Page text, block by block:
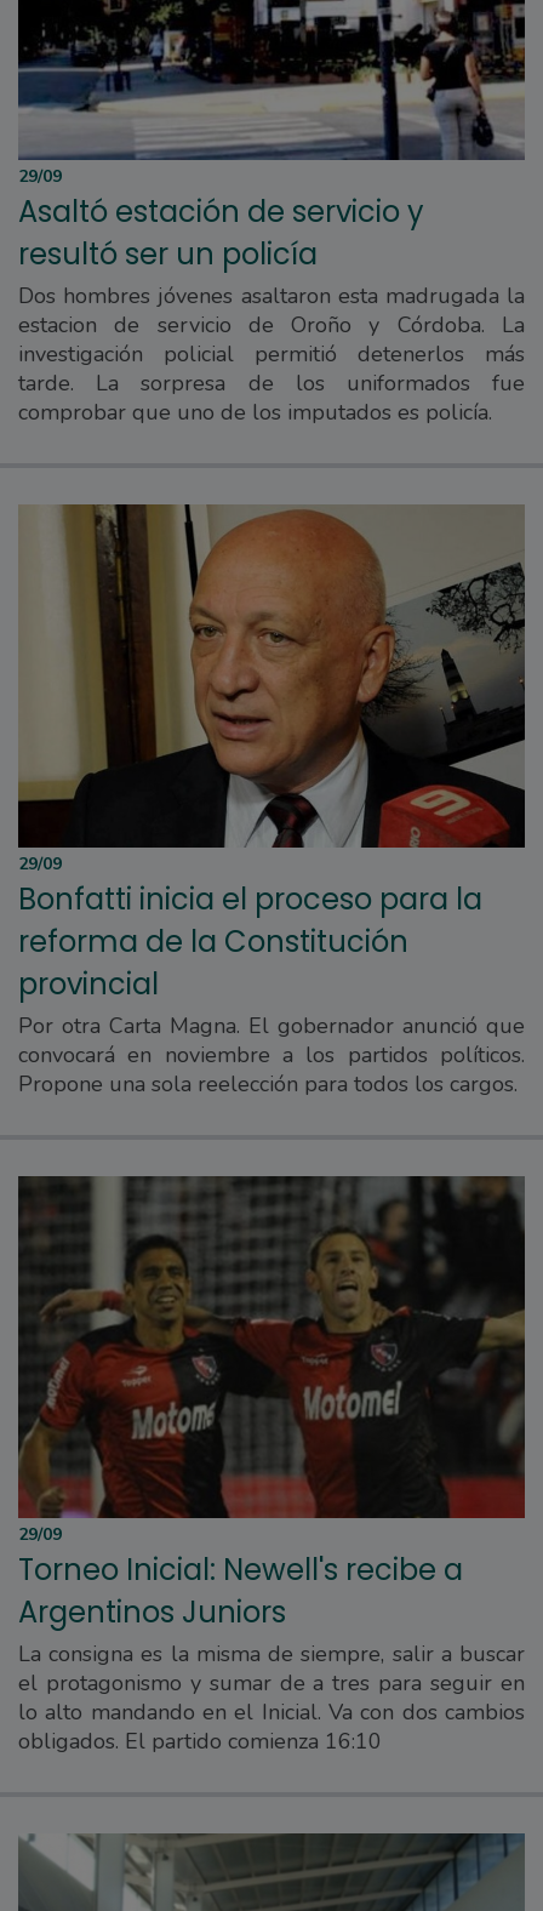
29/09
Asaltó estación de servicio y
resultó ser un policía
Dos hombres jóvenes asaltaron esta madrugada la
estacion de servicio de Oroño y Córdoba. La
investigación policial permitió detenerlos más
tarde. La sorpresa de los uniformados fue
comprobar que uno de los imputados es policía.
29/09
Bonfatti inicia el proceso para la
reforma de la Constitución
provincial
Por otra Carta Magna. El gobernador anunció que
convocará en noviembre a los partidos políticos.
Propone una sola reelección para todos los cargos.
29/09
Torneo Inicial: Newell's recibe a
Argentinos Juniors
La consigna es la misma de siempre, salir a buscar
el protagonismo y sumar de a tres para seguir en
lo alto mandando en el Inicial. Va con dos cambios
obligados. El partido comienza 16:10